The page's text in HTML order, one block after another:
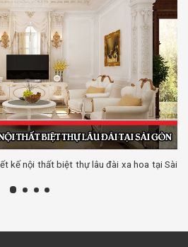
kế nội thất biệt thự lâu đài xa hoa tại Sài